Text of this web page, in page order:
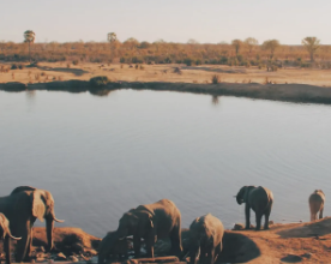
PEO
Ingewikkelde HR-taken
Remote Embedded
HR naadloos in workflows
GROEIFASE
Flexibele global HR en payroll
Mid-market
Teams uitbreiden met HR
Ontdek valuta-opties en
internationale zzp'ers
Onderzoek en gidsen
Casestudy's
Nederlands
Français
Español
Inloggen